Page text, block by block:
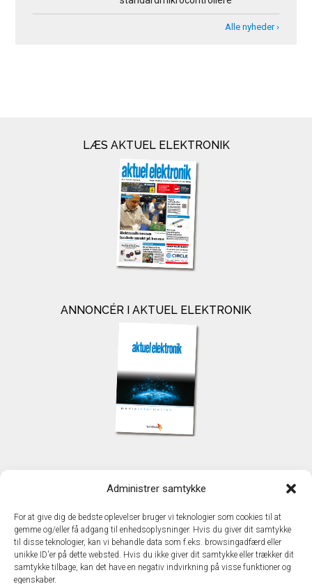
Administrer samtykke
For at give dig de bedste oplevelser bruger vi teknologier som cookies til at
gemme og/eller få adgang til enhedsoplysninger. Hvis du giver dit samtykke
til disse teknologier, kan vi behandle data som f.eks. browsingadfærd eller
unikke ID'er på dette websted. Hvis du ikke giver dit samtykke eller trækker dit
samtykke tilbage, kan det have en negativ indvirkning på visse funktioner og
egenskaber.
Alle nyheder ›
LÆS AKTUEL ELEKTRONIK
ANNONCÉR I AKTUEL ELEKTRONIK
TechMedia A/S
DK - 2600 Glostrup
www.techmedia.dk
Telefon: +45 43 24 26 28
E-mail:info@techmedia.dk